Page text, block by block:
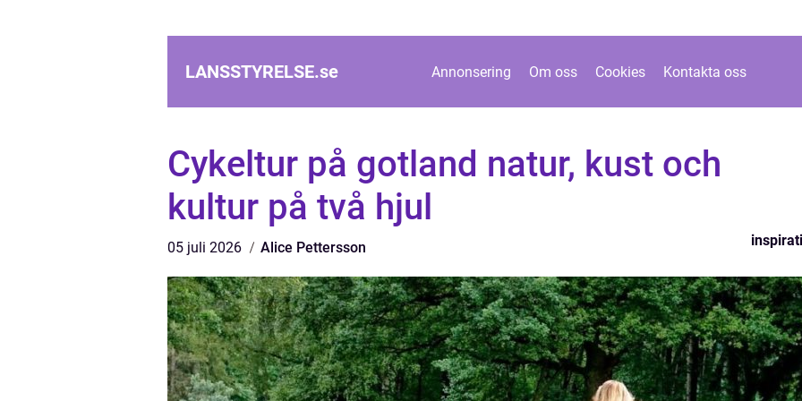
LANSSTYRELSE.se Annonsering Om oss Cookies Kontakta oss
Cykeltur på gotland natur, kust och
kultur på två hjul
05 juli 2026 Alice Pettersson